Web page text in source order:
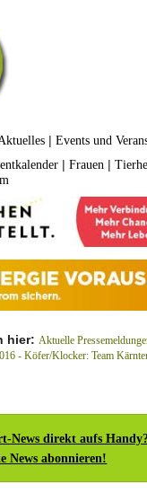
|Events und
|Frauen |
hier: Aktuelle
- Köfer/Klocker: Team
News direkt aufs
News abonnieren!